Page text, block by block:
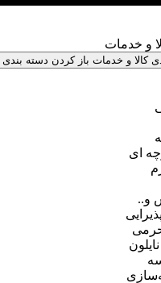
باز کردن دسته بندی کالا و خدمات